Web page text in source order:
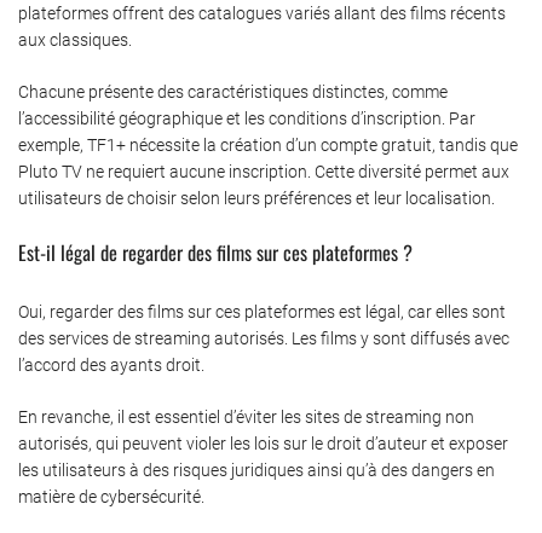
plateformes offrent des catalogues variés allant des films récents
aux classiques.
Chacune présente des caractéristiques distinctes, comme
l’accessibilité géographique et les conditions d’inscription. Par
exemple, TF1+ nécessite la création d’un compte gratuit, tandis que
Pluto TV ne requiert aucune inscription. Cette diversité permet aux
utilisateurs de choisir selon leurs préférences et leur localisation.
Est-il légal de regarder des films sur ces plateformes ?
Oui, regarder des films sur ces plateformes est légal, car elles sont
des services de streaming autorisés. Les films y sont diffusés avec
l’accord des ayants droit.
En revanche, il est essentiel d’éviter les sites de streaming non
autorisés, qui peuvent violer les lois sur le droit d’auteur et exposer
les utilisateurs à des risques juridiques ainsi qu’à des dangers en
matière de cybersécurité.